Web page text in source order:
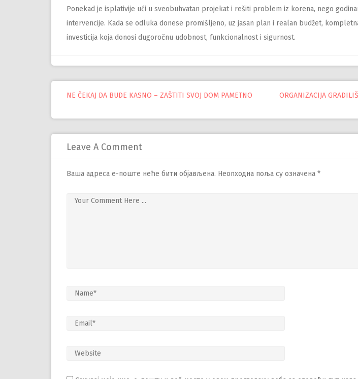
Ponekad je isplativije ući u sveobuhvatan projekat i rešiti problem iz korena, nego
intervencije. Kada se odluka donese promišljeno, uz jasan plan i realan budžet,
investicija koja donosi dugoročnu udobnost, funkcionalnost i sigurnost.
објавама
NE ČEKAJ DA BUDE KASNO – ZAŠTITI SVOJ DOM PAMETNO
ORGANIZACIJA
Leave A Comment
Ваша адреса е-поште неће бити објављена. Неопходна поља су означена *